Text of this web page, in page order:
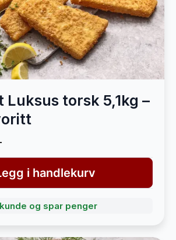
Luksus torsk 5,1kg –
i handlekurv
og spar penger